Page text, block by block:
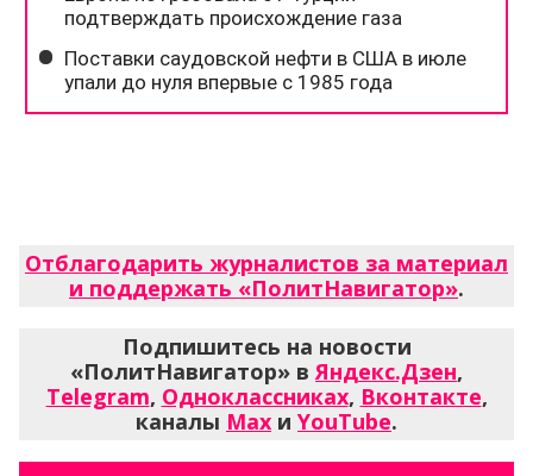
Отблагодарить журналистов за материал
и поддержать «ПолитНавигатор».
Подпишитесь на новости
«ПолитНавигатор» вЯндекс.Дзен,
Telegram, Одноклассниках, Вконтакте,
каналы Max и YouTube.